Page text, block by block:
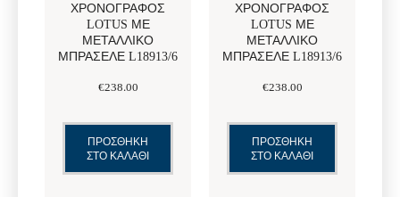
ΧΡΟΝΟΓΡΆΦΟΣ
LOTUS ΜΕ
ΜΕΤΑΛΛΙΚΌ
ΜΠΡΑΣΕΛΈ L18913/6
€238.00
ΠΡΟΣΘΗΚΗ
ΣΤΟ ΚΑΛΑΘΙ
ΧΡΟΝΟΓΡΆΦΟΣ
LOTUS ΜΕ
ΜΕΤΑΛΛΙΚΌ
ΜΠΡΑΣΕΛΈ L18913/6
€238.00
ΠΡΟΣΘΗΚΗ
ΣΤΟ ΚΑΛΑΘΙ